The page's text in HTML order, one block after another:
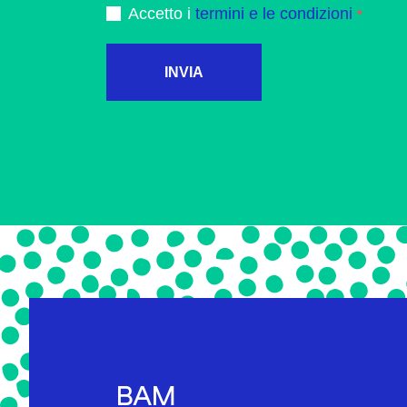
Accetto i termini e le condizioni
INVIA
BAM